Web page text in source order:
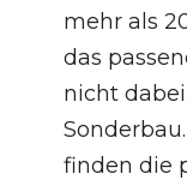
mehr als
das
nicht
finden die